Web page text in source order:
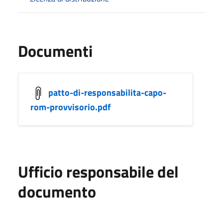
Documenti
patto-di-responsabilita-capo-
rom-provvisorio.pdf
Ufficio responsabile del
documento